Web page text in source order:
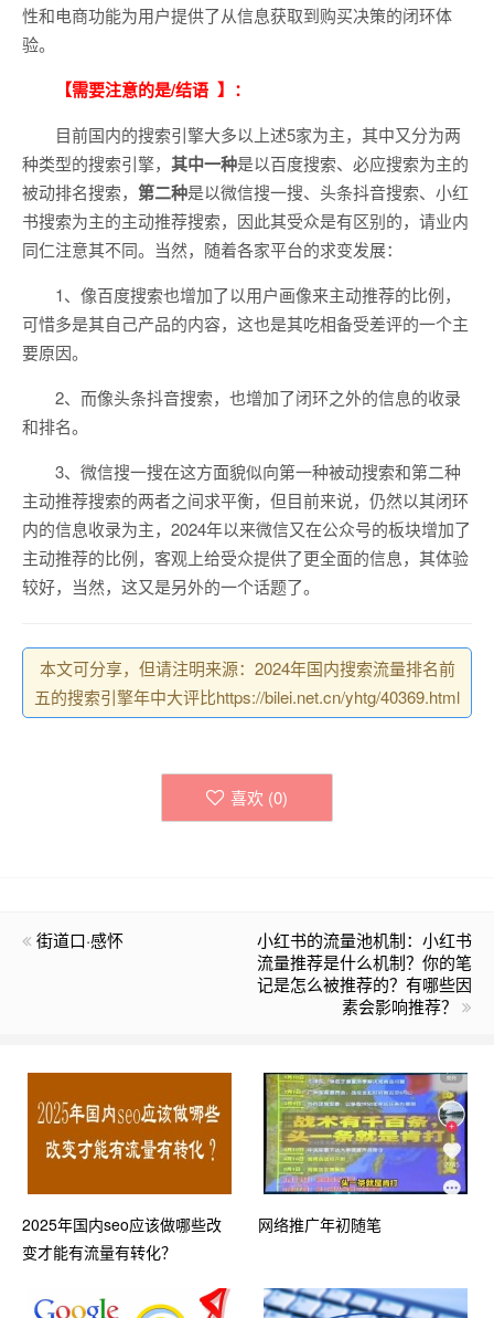
性和电商功能为用户提供了从信息获取到购买决策的闭环体
验。
【需要注意的是/结语 】：
目前国内的搜索引擎大多以上述5家为主，其中又分为两
种类型的搜索引擎， 其中一种是以百度搜索、必应搜索为主的
被动排名搜索， 第二种是以微信搜一搜、头条抖音搜索、小红
书搜索为主的主动推荐搜索，因此其受众是有区别的，请业内
同仁注意其不同。当然，随着各家平台的求变发展：
1、像百度搜索也增加了以用户画像来主动推荐的比例，
可惜多是其自己产品的内容，这也是其吃相备受差评的一个主
要原因。
2、而像头条抖音搜索，也增加了闭环之外的信息的收录
和排名。
3、微信搜一搜在这方面貌似向第一种被动搜索和第二种
主动推荐搜索的两者之间求平衡，但目前来说，仍然以其闭环
内的信息收录为主，2024年以来微信又在公众号的板块增加了
主动推荐的比例，客观上给受众提供了更全面的信息，其体验
较好，当然，这又是另外的一个话题了。
本文可分享，但请注明来源：2024年国内搜索流量排名前
五的搜索引擎年中大评比https://bilei.net.cn/yhtg/40369.html
喜欢 (0)
街道口·感怀
小红书的流量池机制：小红书
流量推荐是什么机制？你的笔
记是怎么被推荐的？有哪些因
素会影响推荐？
2025年国内seo应该做哪些改
变才能有流量有转化？
网络推广年初随笔